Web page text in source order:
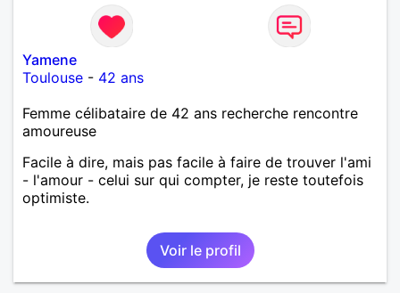
Yamene
Toulouse - 42 ans
Femme célibataire de 42 ans recherche rencontre
amoureuse
Facile à dire, mais pas facile à faire de trouver l'ami
- l'amour - celui sur qui compter, je reste toutefois
optimiste.
Voir le profil